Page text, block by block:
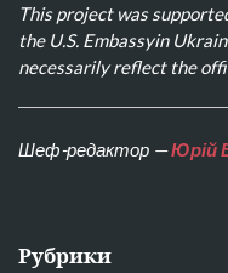
This project was
the U.S. Embassyin
necessarily reflect the
Шеф-редактор —Юрій
Рубрики